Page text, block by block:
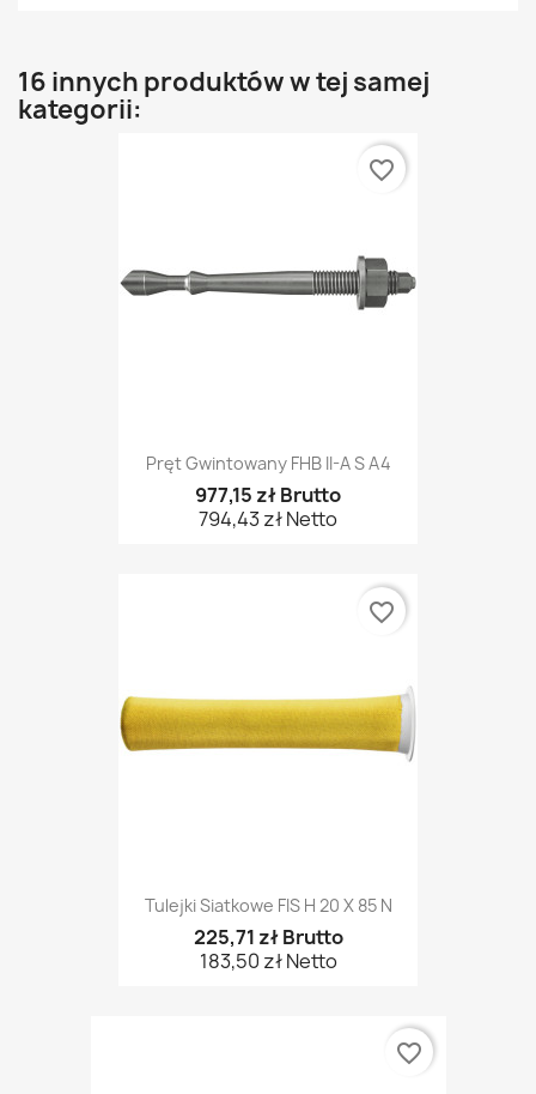
16 innych produktów w tej samej
kategorii:
Pręt Gwintowany FHB II-A S A4
977,15 zł Brutto
794,43 zł Netto
favorite_border
Tulejki Siatkowe FIS H 20 X 85 N
225,71 zł Brutto
183,50 zł Netto
favorite_border
favorite_border